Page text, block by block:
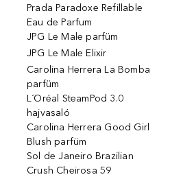
Prada Paradoxe Refillable
Eau de Parfum
JPG Le Male parfüm
JPG Le Male Elixir
Carolina Herrera La Bomba
parfüm
L´Oréal SteamPod 3.0
hajvasaló
Carolina Herrera Good Girl
Blush parfüm
Sol de Janeiro Brazilian
Crush Cheirosa 59